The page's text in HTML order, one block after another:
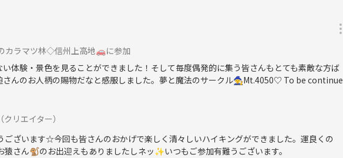
カラマツ林◇信州上高地🚗に参加
体験・景色を見ることができました！そして毎度偶発的に集う皆さんもとても素敵な方ば
さんのお人柄の賜物だなと感服しました。夢と魔法のサークル🧙Mt.4050♡ To be continue
（クリエイター）
ございます☆今回も皆さんのおかげで楽しく清々しいハイキングができました。運良くの
猿さん🐒のお出迎えもありましたしネッ✨いつもご参加有難うございます。